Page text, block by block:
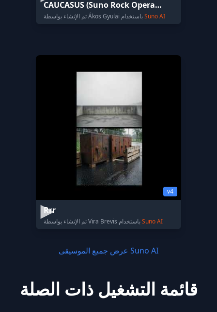
CAUCASUS (Suno Rock Opera
Version)
Suno AI
v4
Rrr
Suno AI
عرض جميع الموسيقى Suno AI
قائمة التشغيل ذات الصلة